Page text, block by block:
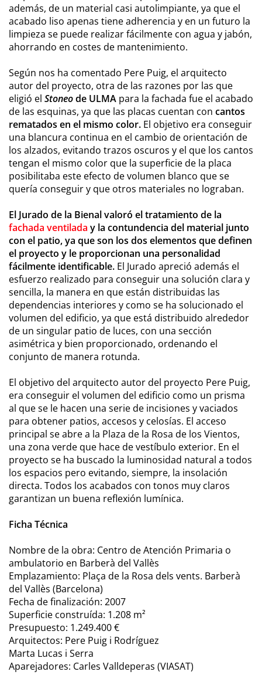
además, de un material casi autolimpiante, ya que el
acabado liso apenas tiene adherencia y en un futuro la
limpieza se puede realizar fácilmente con agua y jabón,
ahorrando en costes de mantenimiento.
Según nos ha comentado Pere Puig, el arquitecto
autor del proyecto, otra de las razones por las que
eligió el Stoneode ULMA para la fachada fue el acabado
de las esquinas, ya que las placas cuentan con cantos
rematados en el mismo color. El objetivo era conseguir
una blancura continua en el cambio de orientación de
los alzados, evitando trazos oscuros y el que los cantos
tengan el mismo color que la superficie de la placa
posibilitaba este efecto de volumen blanco que se
quería conseguir y que otros materiales no lograban.
El Jurado de la Bienal valoró el tratamiento de la
fachada ventilada y la contundencia del material junto
con el patio, ya que son los dos elementos que definen
el proyecto y le proporcionan una personalidad
fácilmente identificable. El Jurado apreció además el
esfuerzo realizado para conseguir una solución clara y
sencilla, la manera en que están distribuidas las
dependencias interiores y como se ha solucionado el
volumen del edificio, ya que está distribuido alrededor
de un singular patio de luces, con una sección
asimétrica y bien proporcionado, ordenando el
conjunto de manera rotunda.
El objetivo del arquitecto autor del proyecto Pere Puig,
era conseguir el volumen del edificio como un prisma
al que se le hacen una serie de incisiones y vaciados
para obtener patios, accesos y celosías. El acceso
principal se abre a la Plaza de la Rosa de los Vientos,
una zona verde que hace de vestíbulo exterior. En el
proyecto se ha buscado la luminosidad natural a todos
los espacios pero evitando, siempre, la insolación
directa. Todos los acabados con tonos muy claros
garantizan un buena reflexión lumínica.
Ficha Técnica
Nombre de la obra: Centro de Atención Primaria o
ambulatorio en Barberà del Vallès
Emplazamiento: Plaça de la Rosa dels vents. Barberà
del Vallès (Barcelona)
Fecha de finalización: 2007
Superficie construída: 1.208 m²
Presupuesto: 1.249.400 €
Arquitectos: Pere Puig i Rodríguez
Marta Lucas i Serra
Aparejadores: Carles Valldeperas (VIASAT)